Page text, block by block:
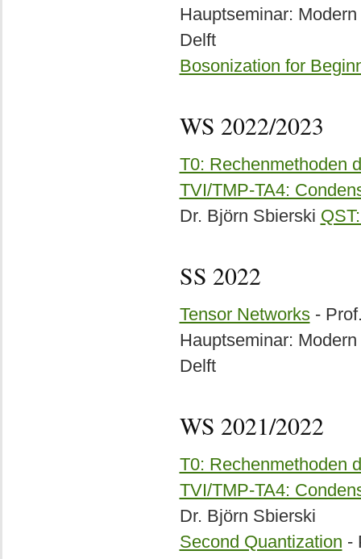
Hauptseminar:
Delft
Bosonization for
WS 2022/2023
T0: Rechenmethoden
TVI/TMP-TA4:
Dr. Björn Sbierski
SS 2022
Tensor Networks-
Hauptseminar:
Delft
WS 2021/2022
T0: Rechenmethoden
TVI/TMP-TA4:
Dr. Björn Sbierski
Second Quantization -